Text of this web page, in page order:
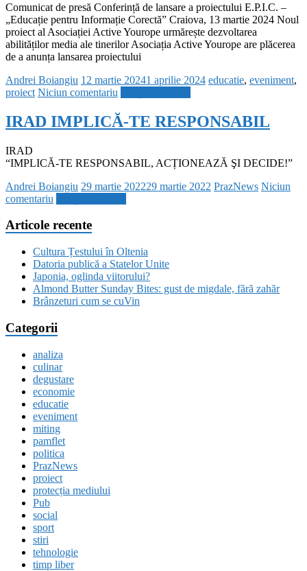
Comunicat de presă Conferință de lansare a proiectului E.P.I.C. –
„Educație pentru Informație Corectă” Craiova, 13 martie 2024 Noul
proiect al Asociației Active Yourope urmărește dezvoltarea
abilităților media ale tinerilor Asociația Active Yourope are plăcerea
de a anunța lansarea proiectului
Andrei Boiangiu 12 martie 20241 aprilie 2024 educatie, eveniment,
proiect Niciun comentariu
IRAD IMPLICĂ-TE RESPONSABIL
IRAD
“IMPLICĂ-TE RESPONSABIL, ACȚIONEAZĂ ŞI DECIDE!”
Andrei Boiangiu 29 martie 202229 martie 2022 PrazNews Niciun
comentariu
Articole recente
Cultura Țestului în Oltenia
Datoria publică a Statelor Unite
Japonia, oglinda viitorului?
Almond Butter Sunday Bites: gust de migdale, fără zahăr
Brânzeturi cum se cuVin
Categorii
analiza
culinar
degustare
economie
educatie
eveniment
miting
pamflet
politica
PrazNews
proiect
protecția mediului
Pub
social
sport
stiri
tehnologie
timp liber